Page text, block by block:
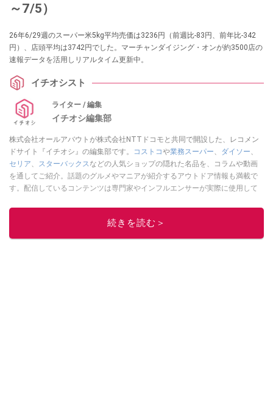
～7/5）
26年6/29週のスーパー米5kg平均売価は3236円（前週比-83円、前年比-342
円）、店頭平均は3742円でした。マーチャンダイジング・オンが約3500店の
速報データを活用しリアルタイム更新中。
イチオシスト
ライター / 編集
イチオシ編集部
株式会社オールアバウトが株式会社NTTドコモと共同で開設した、レコメン
ドサイト『イチオシ』の編集部です。
コストコや業務スーパー、 ダイソー、
セリア、 スターバックスなどの人気ショップの隠れた名品を、コラムや動画
を通してご紹介。話題のグルメやマニアが紹介するアウトドア情報も満載で
す。配信しているコンテンツは専門家やインフルエンサーが実際に使用して
ニュースでフォロー
続きを読む＞